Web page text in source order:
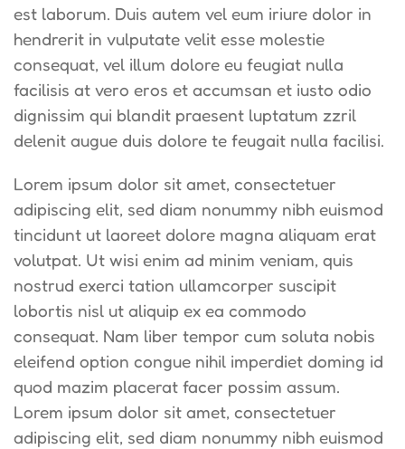
est laborum. Duis autem vel eum iriure dolor in
hendrerit in vulputate velit esse molestie
consequat, vel illum dolore eu feugiat nulla
facilisis at vero eros et accumsan et iusto odio
dignissim qui blandit praesent luptatum zzril
delenit augue duis dolore te feugait nulla facilisi.
Lorem ipsum dolor sit amet, consectetuer
adipiscing elit, sed diam nonummy nibh euismod
tincidunt ut laoreet dolore magna aliquam erat
volutpat. Ut wisi enim ad minim veniam, quis
nostrud exerci tation ullamcorper suscipit
lobortis nisl ut aliquip ex ea commodo
consequat. Nam liber tempor cum soluta nobis
eleifend option congue nihil imperdiet doming id
quod mazim placerat facer possim assum.
Lorem ipsum dolor sit amet, consectetuer
adipiscing elit, sed diam nonummy nibh euismod